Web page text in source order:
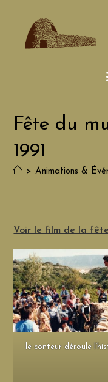
content
Fête du
1991
> Animations &
Voir le film de la
le conteur déroule